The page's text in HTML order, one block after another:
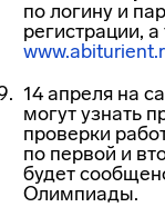
по логину и
регистрации,
14 апреля на
могут узнать
проверки
по первой и
будет
Олимпиады.